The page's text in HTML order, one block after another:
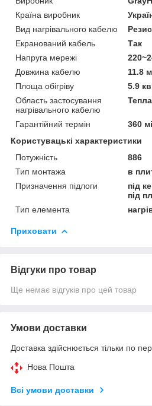
Країна виробник
Вид нагрівального кабелю
Екранований кабель
Так
Напруга мережі
Довжина кабелю
11.8 м
Площа обігріву
5.9
Область застосування
нагрівального кабелю
Гарантійний термін
360
Користувацькі характеристики
Потужність
886
Тип монтажа
в
Призначення підлоги
під
під
Тип елемента
Приховати
Відгуки про товар
Ще немає відгуків про цей товар
Умови доставки
Доставка здійснюється тільки по
Нова Пошта
Всі умови доставки